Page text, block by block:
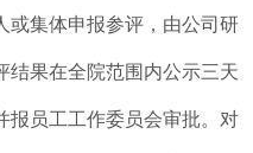
或集体申报参评，由公司研
结果在全院范围内公示三天
报员工工作委员会审批。对